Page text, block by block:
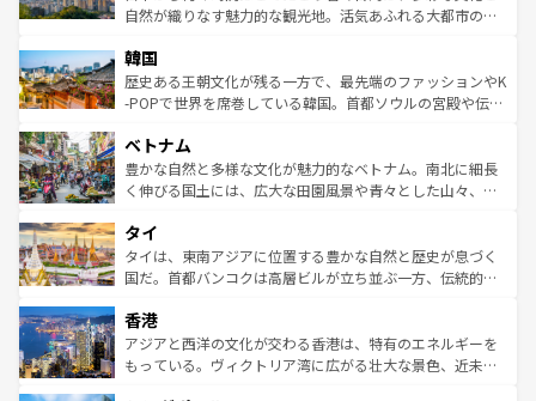
ク、伝統的なフラダンスなど、すべてがハワイの魅力を彩
ワイを、存分に味わってほしい。 なお、新着のハワイ情報
はコンテンツ一覧を参照してほしい。
ど、見どころがたくさん。また、カフェやワイン、オージ
いる。アクティビティも充実しており、サーフィンやダイ
ビング、ハイキングなど、アウトドア好きにはたまらな
い。オーストラリアの多彩な魅力を存分に味わいつくそ
参照してほしい。
自然が織りなす魅力的な観光地。活気あふれる大都市の台
ン）、静ひつな山岳地帯である台湾東部など、都市の喧騒
と山間の静けさが共存しており、訪れる人に新しい発見と
驚きをもたらしてくれる。また、奥深い台湾の食文化も魅
容にもいいと評判のスイーツなど、バラエティ豊かな料理
が味わえる。 なお、新着の台湾情報は コンテンツ一覧を参
照してほしい。
韓国
歴史ある王朝文化が残る一方で、最先端のファッションやK
-POPで世界を席巻している韓国。首都ソウルの宮殿や伝統
き、地方に足を延ばせば四季折々の自然美を楽しむことが
できる。そして、キムチや焼肉、絶品のストリートフード
まで、さまざまな韓国料理が待っている。夜には、韓国な
リティに包まれながら、韓国の多彩な魅力を心ゆくまで味
わってみてほしい。 なお、新着の韓国情報はコンテンツ一
覧を参照してほしい。
ベトナム
豊かな自然と多様な文化が魅力的なベトナム。南北に細長
く伸びる国土には、広大な田園風景や青々とした山々、世
急速な発展と共に伝統が息づく。ハノイの古い町並みやホ
ーチミン市のフランス統治時代の建物も、独特の雰囲気を
醸し出している。また、バラエティの豊かさとおいしさで
とつ。フォーやバインミー、ベトナムコーヒーなどは、ぜ
ひ現地で味わいたい。どの地域を訪れてもあたたかい人々
が旅行者を迎えてくれるので、きっと忘れられない旅にな
タイ
タイは、東南アジアに位置する豊かな自然と歴史が息づく
国だ。首都バンコクは高層ビルが立ち並ぶ一方、伝統的な
の活気が交差している。北部ではチェンマイなどの山岳地
帯で自然と触れ合い、南部ではプーケットやクラビの美し
いビーチでリゾート気分を楽しむことができる。タイ料理
香港
アジアと西洋の文化が交わる香港は、特有のエネルギーを
もっている。ヴィクトリア湾に広がる壮大な景色、近未来